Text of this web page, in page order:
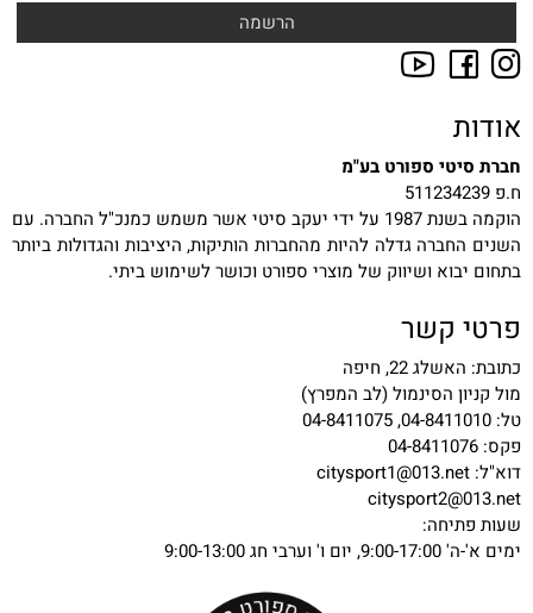
אודות
חברת סיטי ספורט בע"מ
ח.פ 511234239
הוקמה בשנת 1987 על ידי יעקב סיטי אשר משמש כמנכ"ל החברה. עם
השנים החברה גדלה להיות מהחברות הותיקות, היציבות והגדולות ביותר
בתחום יבוא ושיווק של מוצרי ספורט וכושר לשימוש ביתי.
פרטי קשר
כתובת: האשלג 22, חיפה
מול קניון הסינמול (לב המפרץ)
טל: 04-8411010, 04-8411075
פקס: 04-8411076
דוא"ל: citysport1@013.net
citysport2@013.net
שעות פתיחה:
ימים א'-ה' 9:00-17:00, יום ו' וערבי חג 9:00-13:00